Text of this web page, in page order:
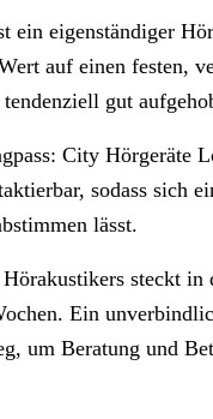
ein eigenständiger
auf einen festen,
gut
City Hörgeräte
sodass sich
lässt.
steckt in
Ein
um Beratung und